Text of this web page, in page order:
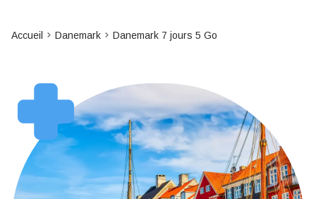
Accueil Danemark Danemark 7 jours 5 Go